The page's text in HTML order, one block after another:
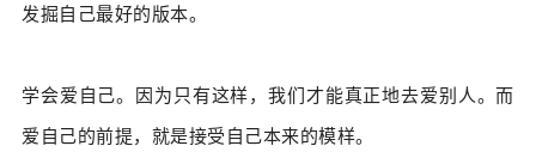
发掘自己最好的版本。
学会爱自己。因为只有这样，我们才能真正地去爱别人。而
爱自己的前提，就是接受自己本来的模样。